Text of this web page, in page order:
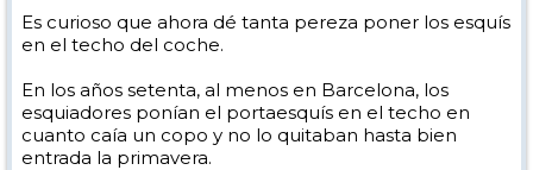
Es curioso que ahora dé tanta pereza poner los esquís
en el techo del coche.
En los años setenta, al menos en Barcelona, los
esquiadores ponían el portaesquís en el techo en
cuanto caía un copo y no lo quitaban hasta bien
entrada la primavera.